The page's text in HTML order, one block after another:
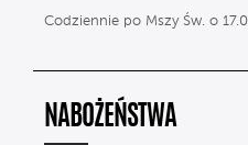
Codziennie po Mszy Św. o
NABOŻEŃSTWA